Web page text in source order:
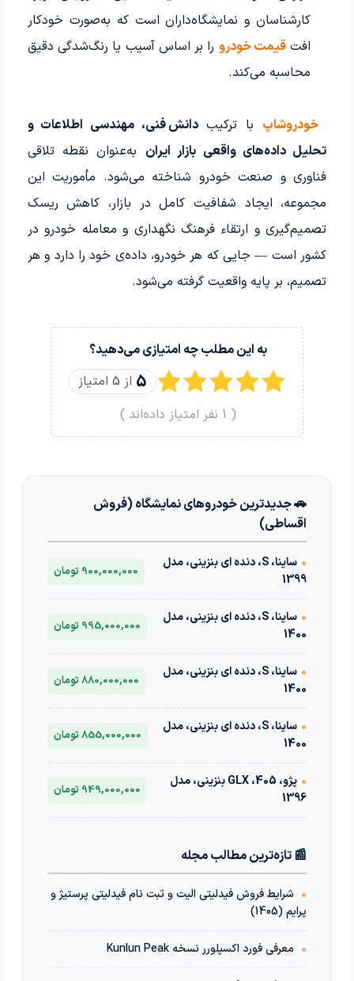
کارشناسان و نمایشگاه‌داران است که به‌صورت خودکار
افتقیمت خودرو را بر اساس آسیب یا رنگ‌شدگی دقیق
محاسبه می‌کند.
خودروشاپ با ترکیبدانش فنی، مهندسی اطلاعات و
تحلیل داده‌های واقعی بازار ایران به‌عنوان نقطه تلاقی
فناوری و صنعت خودرو شناخته می‌شود. مأموریت این
مجموعه، ایجاد شفافیت کامل در بازار، کاهش ریسک
تصمیم‌گیری و ارتقاء فرهنگ نگهداری و معامله خودرو در
کشور است — جایی که هر خودرو، داده‌ی خود را دارد و هر
تصمیم، بر پایه واقعیت گرفته می‌شود.
به این مطلب چه امتیازی می‌دهید؟
5 از 5 امتیاز
(
1 نفر امتیاز داده‌اند )
🚗 جدیدترین خودروهای نمایشگاه (فروش
اقساطی)
•
ساینا، S، دنده ای بنزینی، مدل
1399
900,000,000 تومان
•
ساینا، S، دنده ای بنزینی، مدل
1400
995,000,000 تومان
•
ساینا، S، دنده ای بنزینی، مدل
1400
880,000,000 تومان
•
ساینا، S، دنده ای بنزینی، مدل
1400
855,000,000 تومان
•
پژو، 405، GLX بنزینی، مدل
1396
949,000,000 تومان
📰 تازه‌ترین مطالب مجله
• شرایط فروش فیدلیتی الیت و ثبت نام فیدلیتی پرستیژ و
پرایم (1405)
• معرفی فورد اکسپلورر نسخه Kunlun Peak